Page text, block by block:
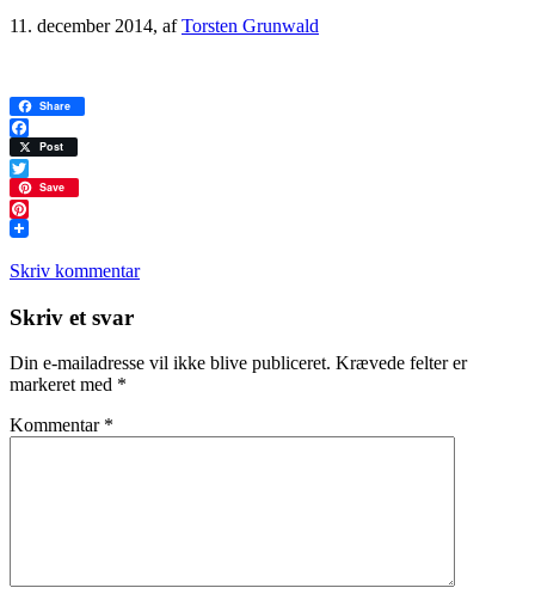
11. december 2014, afTorsten Grunwald
Share
Facebook
Post
Twitter
Save
Pinterest
Skriv kommentar
Læserinteraktioner
Skriv et svar
Din e-mailadresse vil ikke blive publiceret. Krævede felter er
markeret med *
Kommentar *